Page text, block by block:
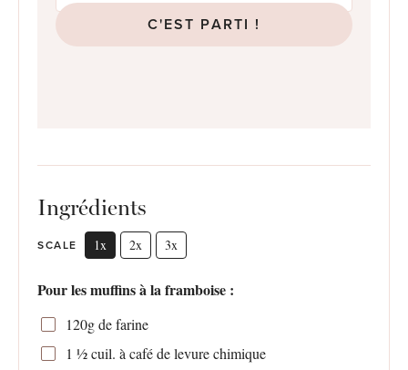
C'EST PARTI !
Ingrédients
SCALE 1x 2x 3x
Pour les muffins à la framboise :
120gde farine
1 ½cuil. à café de levure chimique